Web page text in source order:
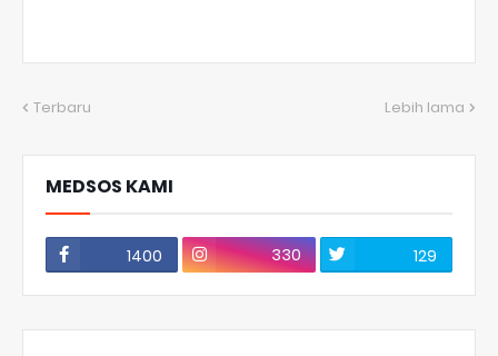
Terbaru Lebih lama
MEDSOS KAMI
1400 330 129